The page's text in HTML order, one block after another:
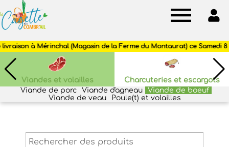
des
Combr'ail
Viandes et volailles
Charcuteries et escargots
Viande de porc
Viande d'agneau
Viande de boeuf
Viande de veau
Poule(t) et volailles